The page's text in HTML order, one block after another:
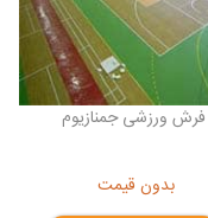
فرش ورزشی جمنازیوم
بدون قیمت